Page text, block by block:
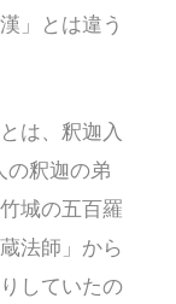
」とは違う
は、釈迦入
の釈迦の弟
城の五百羅
法師」から
していたの